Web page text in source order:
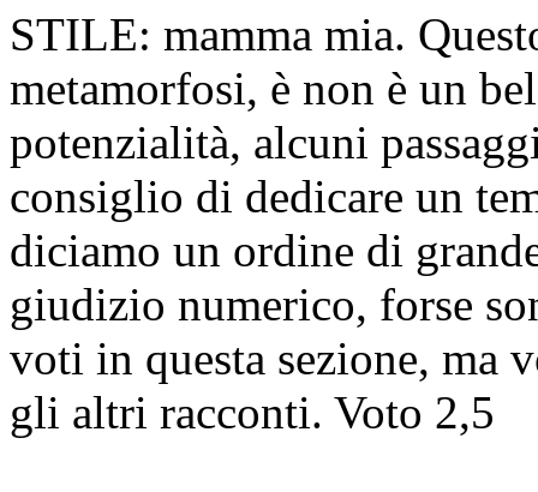
STILE: mamma mia.
metamorfosi, è non è un
potenzialità, alcuni
consiglio di dedicare un
diciamo un ordine di
giudizio numerico, forse
voti in questa sezione, ma
gli altri racconti. Voto 2,5